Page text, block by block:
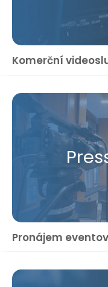
Komerční
Pronájem